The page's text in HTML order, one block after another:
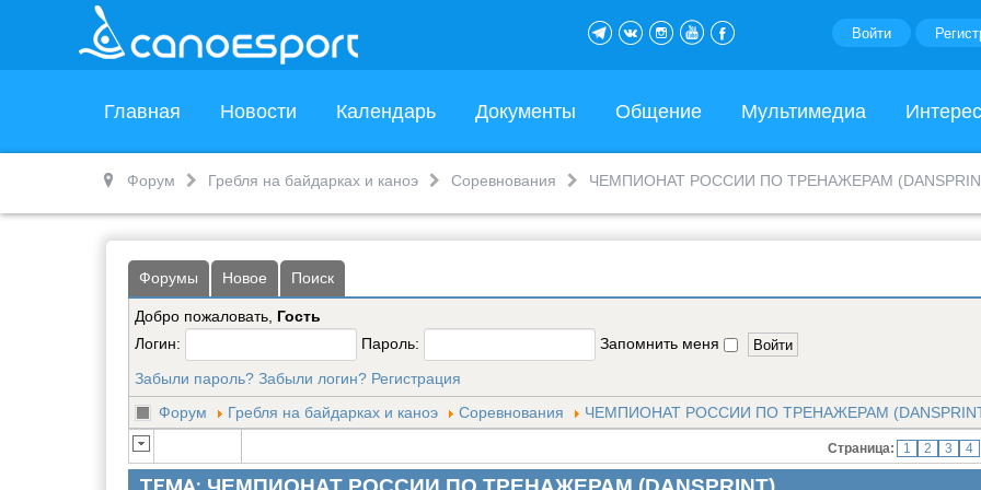
Войти
Главная Новости Календарь Документы Общение Мультимедиа
Форум Гребля на байдарках и каноэ Соревнования ЧЕМПИОНАТ РОССИИ ПО ТРЕНАЖЕРАМ
Форумы Новое Поиск
Добро пожаловать, Гость
Логин:
Пароль: Запомнить меня
Забыли пароль? Забыли логин? Регистрация
Форум
Гребля на байдарках и каноэ Соревнования ЧЕМПИОНАТ РОССИИ ПО ТРЕНАЖЕРАМ
Страница: 1 2 3 4